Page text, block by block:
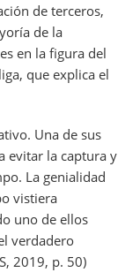
de terceros,
de la
en la figura del
que explica el
Una de sus
evitar la captura y
La genialidad
vistiera
uno de ellos
verdadero
2019, p. 50)